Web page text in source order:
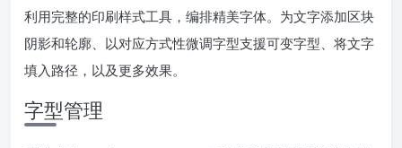
利用完整的印刷样式工具，编排精美字体。为文字添加区块
阴影和轮廓、以对应方式性微调字型支援可变字型、将文字
填入路径，以及更多效果。
字型管理